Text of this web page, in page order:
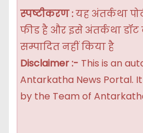
स्पष्टीकरण :यह अंतर्कथा
फीड है और इसे अंतर्कथा
सम्पादित नहीं किया है
Disclaimer :- This is an
Antarkatha News Portal.
by the Team of